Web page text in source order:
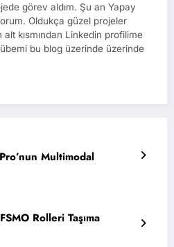
görev aldım. Şu an Yapay
Oldukça güzel projeler
kısmından Linkedin profilime
bu blog üzerinde üzerinde
Multimodal
Rolleri Taşıma